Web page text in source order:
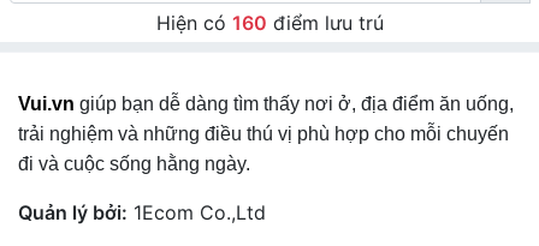
Hiện có 160 điểm lưu trú
Vui.vn giúp bạn dễ dàng tìm thấy nơi ở, địa điểm ăn uống,
trải nghiệm và những điều thú vị phù hợp cho mỗi chuyến
đi và cuộc sống hằng ngày.
Quản lý bởi: 1Ecom Co.,Ltd